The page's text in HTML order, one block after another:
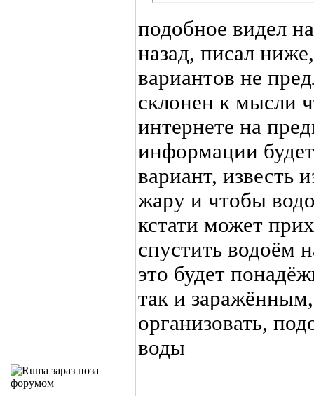
подобное видел
назад, писал
вариантов не
склонен к мысли
интернете на
информации
вариант, известь
жару и чтобы
кстати может
спустить водоём
это будет
так и
организовать,
воды